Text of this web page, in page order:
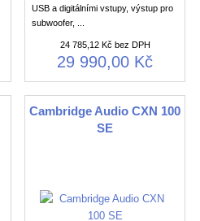
USB a digitálními vstupy, výstup pro
subwoofer, ...
24 785,12 Kč bez DPH
29 990,00 Kč
Cambridge Audio CXN 100
SE